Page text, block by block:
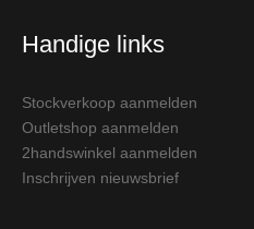
Handige links
Stockverkoop aanmelden
Outletshop aanmelden
2handswinkel aanmelden
Inschrijven nieuwsbrief